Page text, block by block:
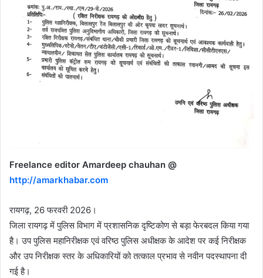
Freelance editor Amardeep chauhan @
http://amarkhabar.com
रायगढ़, 26 फरवरी 2026।
जिला रायगढ़ में पुलिस विभाग में प्रशासनिक दृष्टिकोण से बड़ा फेरबदल किया गया
है। उप पुलिस महानिरीक्षक एवं वरिष्ठ पुलिस अधीक्षक के आदेश पर कई निरीक्षक
और उप निरीक्षक स्तर के अधिकारियों को तत्काल प्रभाव से नवीन पदस्थापना दी
गई है।